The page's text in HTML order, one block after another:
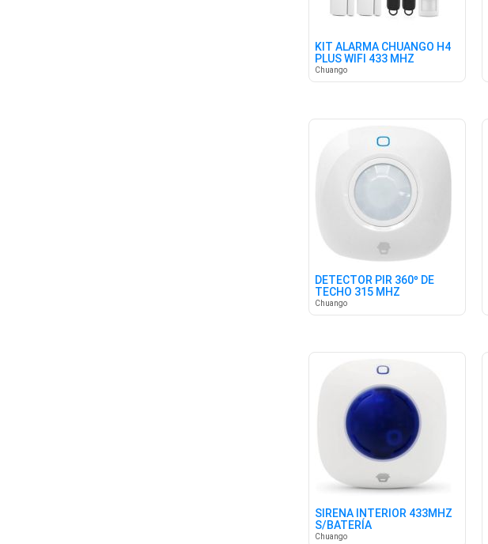
KIT ALARMA CHUANGO H4
PLUS WIFI 433 MHZ
Chuango
DETECTOR PIR 360º DE
TECHO 315 MHZ
Chuango
SIRENA INTERIOR 433MHZ
S/BATERÍA
Chuango